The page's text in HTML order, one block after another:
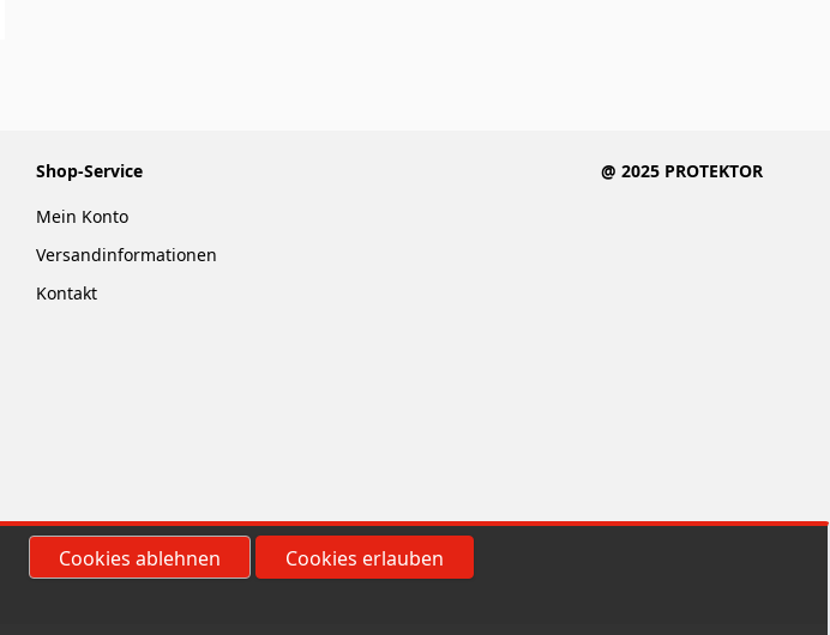
Cookies ablehnen Cookies erlauben
Shop-Service
Mein Konto
Versandinformationen
Kontakt
@ 2025 PROTEKTOR